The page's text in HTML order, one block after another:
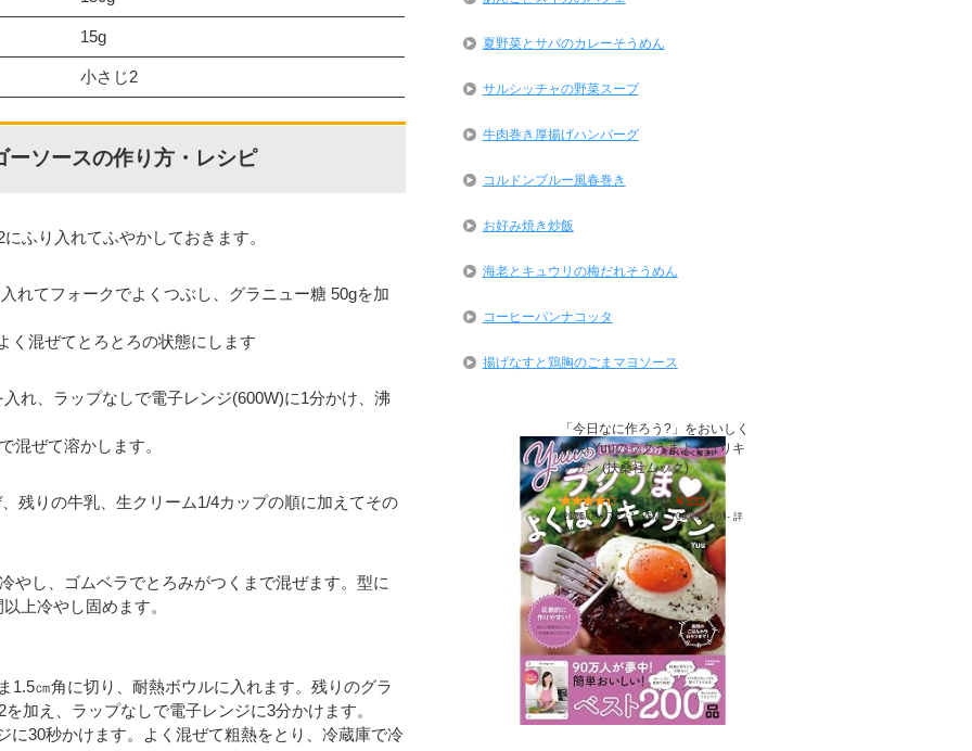
15g
小さじ2
ーソースの作り方・レシピ
ふり入れてふやかしておきます。
れてフォークでよくつぶし、グラニュー糖 50gを加
く混ぜてとろとろの状態にします
れ、ラップなしで電子レンジ(600W)に1分かけ、沸
混ぜて溶かします。
残りの牛乳、生クリーム1/4カップの順に加えてその
やし、ゴムベラでとろみがつくまで混ぜます。型に
上冷やし固めます。
1.5㎝角に切り、耐熱ボウルに入れます。残りのグラ
加え、ラップなしで電子レンジに3分かけます。
に30秒かけます。よく混ぜて粗熱をとり、冷蔵庫で冷
夏野菜とサバのカレーそうめん
サルシッチャの野菜スープ
牛肉巻き厚揚げハンバーグ
コルドンブルー風春巻き
お好み焼き炒飯
海老とキュウリの梅だれそうめん
コーヒーパンナコッタ
揚げなすと鶏胸のごまマヨソース
「今日なに作ろう?」をおいしく
解決! Yuuのラクうまよくばりキ
ッチン (扶桑社ムック)
(543134) ￥333
(2026/08/07 22:14 GMT +09:00 時点 -詳
細はこちら)